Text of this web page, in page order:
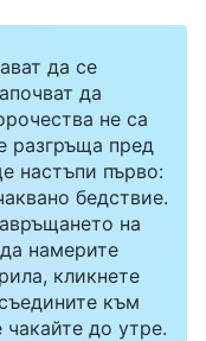
да се
да
не са
разгръща пред
настъпи първо:
бедствие.
на
намерите
кликнете
към
чакайте до утре.